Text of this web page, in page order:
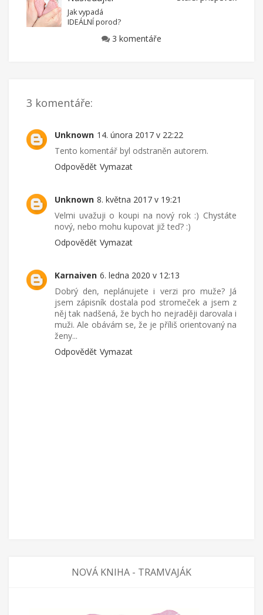
Jak vypadá
IDEÁLNÍ porod?
3 komentáře
3 komentáře:
Unknown 14. února 2017 v 22:22
Tento komentář byl odstraněn autorem.
Odpovědět Vymazat
Unknown 8. května 2017 v 19:21
Velmi uvažuji o koupi na nový rok :) Chystáte
nový, nebo mohu kupovat již teď? :)
Odpovědět Vymazat
Karnaiven 6. ledna 2020 v 12:13
Dobrý den, neplánujete i verzi pro muže? Já
jsem zápisník dostala pod stromeček a jsem z
něj tak nadšená, že bych ho nejraději darovala i
muži. Ale obávám se, že je příliš orientovaný na
ženy...
Odpovědět Vymazat
NOVÁ KNIHA - TRAMVAJÁK